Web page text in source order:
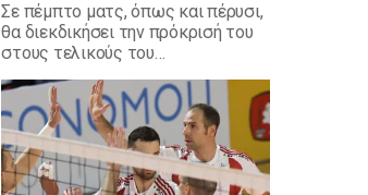
Σε πέμπτο ματς, όπως και πέρυσι,
θα διεκδικήσει την πρόκρισή του
στους τελικούς του
ONEX στο τμήμα βόλεϊ Ανδρών.